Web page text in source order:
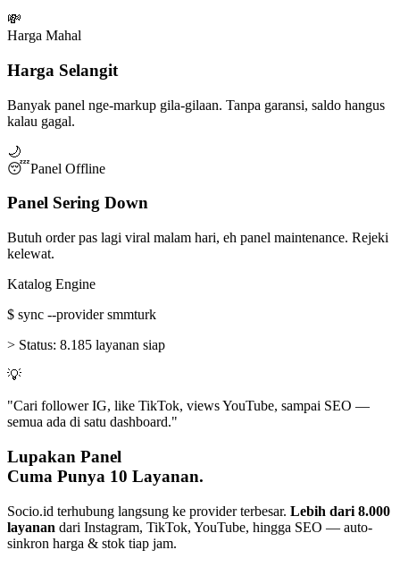
💸
Harga Mahal
Harga Selangit
Banyak panel nge-markup gila-gilaan. Tanpa garansi, saldo hangus
kalau gagal.
🌙
😴Panel Offline
Panel Sering Down
Butuh order pas lagi viral malam hari, eh panel maintenance. Rejeki
kelewat.
Katalog Engine
$ sync --provider smmturk
> Status: 8.185 layanan siap
💡
"Cari follower IG, like TikTok, views YouTube, sampai SEO —
semua ada di satu dashboard."
Lupakan Panel
Cuma Punya 10 Layanan.
Socio.id terhubung langsung ke provider terbesar. Lebih dari 8.000
layanan dari Instagram, TikTok, YouTube, hingga SEO — auto-
sinkron harga & stok tiap jam.